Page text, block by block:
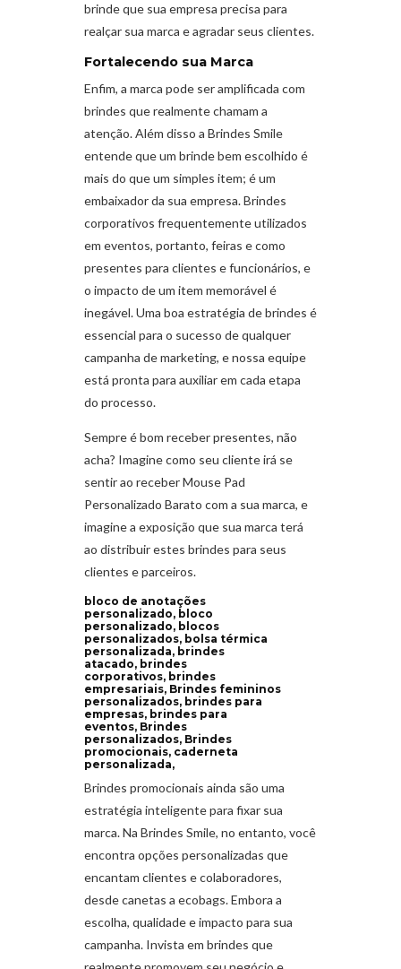
brinde que sua empresa precisa para
realçar sua marca e agradar seus clientes.
Fortalecendo sua Marca
Enfim, a marca pode ser amplificada com
brindes que realmente chamam a
atenção. Além disso a Brindes Smile
entende que um brinde bem escolhido é
mais do que um simples item; é um
embaixador da sua empresa. Brindes
corporativos frequentemente utilizados
em eventos, portanto, feiras e como
presentes para clientes e funcionários, e
o impacto de um item memorável é
inegável. Uma boa estratégia de brindes é
essencial para o sucesso de qualquer
campanha de marketing, e nossa equipe
está pronta para auxiliar em cada etapa
do processo.
Sempre é bom receber presentes, não
acha? Imagine como seu cliente irá se
sentir ao receber Mouse Pad
Personalizado Barato com a sua marca, e
imagine a exposição que sua marca terá
ao distribuir estes brindes para seus
clientes e parceiros.
bloco de anotações
personalizado, bloco
personalizado, blocos
personalizados, bolsa térmica
personalizada, brindes
atacado, brindes
corporativos, brindes
empresariais, Brindes femininos
personalizados, brindes para
empresas, brindes para
eventos, Brindes
personalizados, Brindes
promocionais, caderneta
personalizada,
Brindes promocionais ainda são uma
estratégia inteligente para fixar sua
marca. Na Brindes Smile, no entanto, você
encontra opções personalizadas que
encantam clientes e colaboradores,
desde canetas a ecobags. Embora a
escolha, qualidade e impacto para sua
campanha. Invista em brindes que